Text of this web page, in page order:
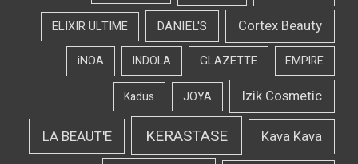
Cortex Beauty
DANIEL'S
ELIXIR ULTIME
EMPIRE
GLAZETTE
INDOLA
iNOA
Izik Cosmetic
JOYA
Kadus
Kava Kava
KERASTASE
LA BEAUT'E